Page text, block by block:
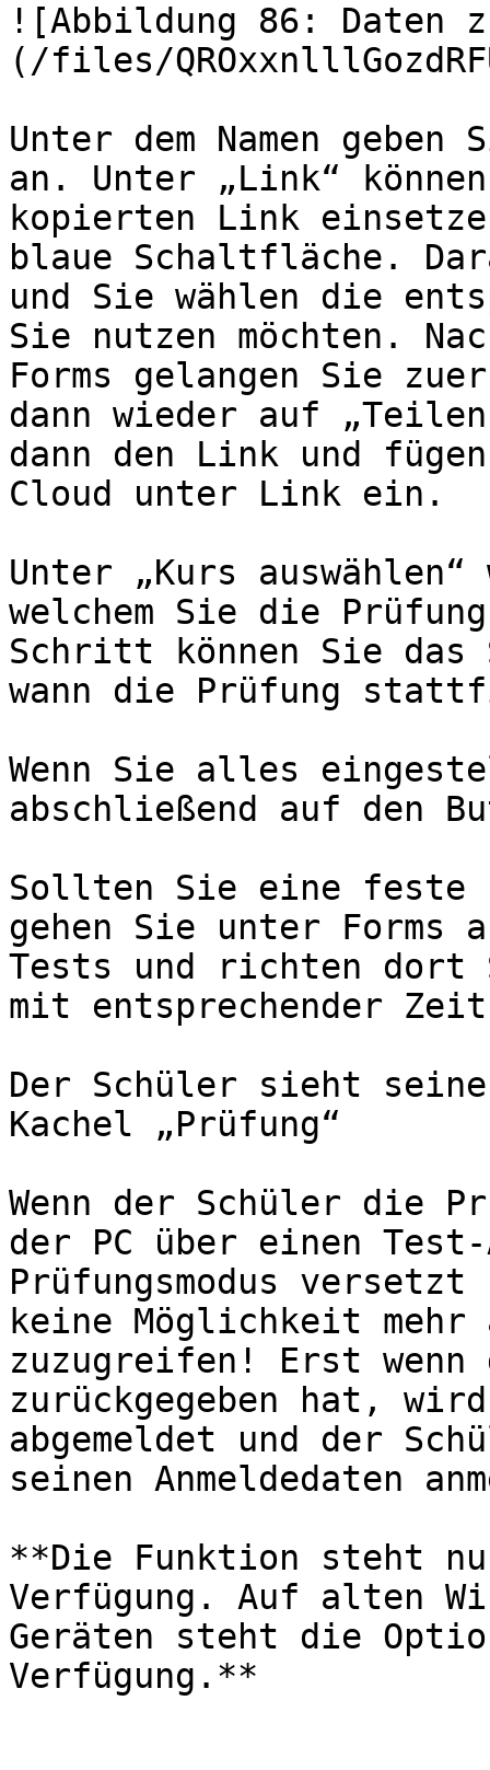
![Abbildung 86: Daten
(/files/
Unter dem Namen
an. Unter „Link“
kopierten Link
blaue Schaltfläche.
und Sie wählen die
Sie nutzen möchten.
Forms gelangen Sie
dann wieder auf
dann den Link und
Cloud unter Link ein.
Unter „Kurs
welchem Sie die
Schritt können Sie das
wann die Prüfung
Wenn Sie alles
abschließend auf den
Sollten Sie eine feste
gehen Sie unter Forms
Tests und richten dort
mit entsprechender
Der Schüler sieht
Kachel „Prüfung“
Wenn der Schüler die
der PC über einen
Prüfungsmodus
keine Möglichkeit
zuzugreifen! Erst
zurückgegeben hat,
abgemeldet und der
seinen Anmeldedaten
**Die Funktion steht
Verfügung. Auf alten
Geräten steht die
Verfügung.**